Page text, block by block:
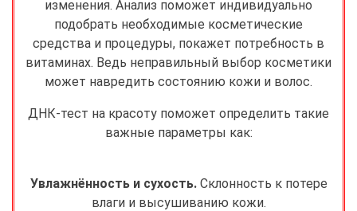
изменения. Анализ поможет индивидуально
подобрать необходимые косметические
средства и процедуры, покажет потребность в
витаминах. Ведь неправильный выбор косметики
может навредить состоянию кожи и волос.
ДНК-тест на красоту поможет определить такие
важные параметры как:
Увлажнённость и сухость.Склонность к потере
влаги и высушиванию кожи.